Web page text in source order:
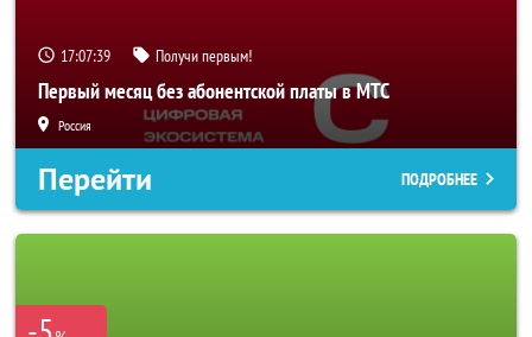
17:07:36 Получи первым!
Первый месяц без абонентской платы в МТС
Россия
Перейти ПОДРОБНЕЕ